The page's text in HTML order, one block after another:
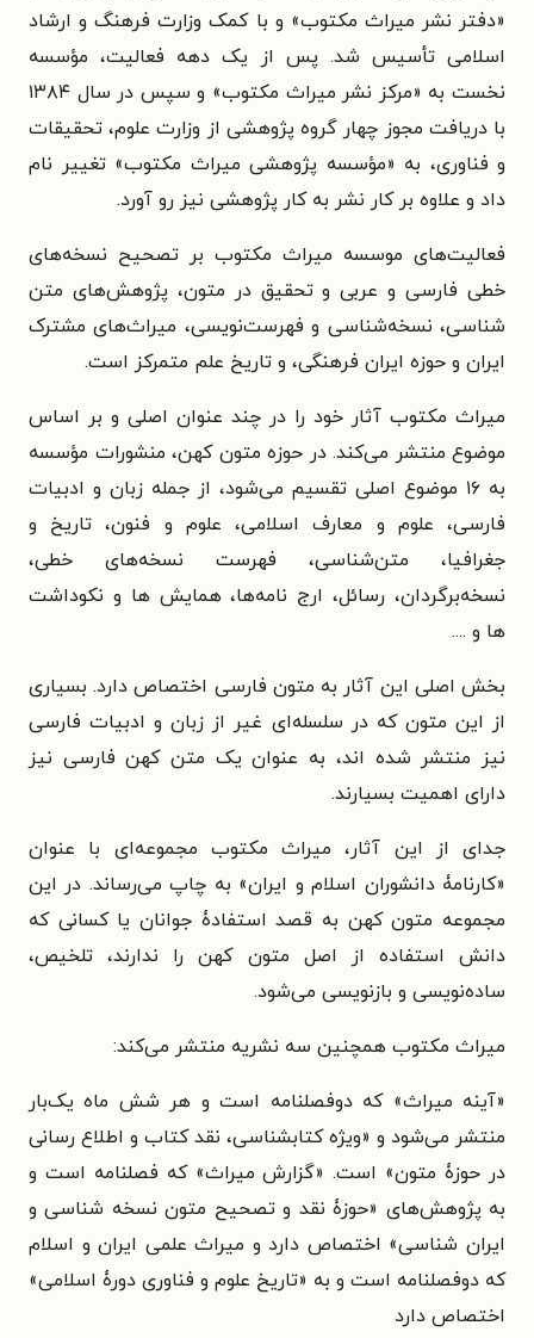
«دفتر نشر میراث مکتوب» و با کمک وزارت فرهنگ و ارشاد
اسلامی تأسیس شد. پس از یک دهه فعالیت، مؤسسه
نخست به «مرکز نشر میراث مکتوب» و سپس در سال ۱۳۸۴
با دریافت مجوز چهار گروه پژوهشی از وزارت علوم، تحقیقات
و فناوری، به «مؤسسه پژوهشی میراث مکتوب» تغییر نام
داد و علاوه بر کار نشر به کار پژوهشی نیز رو آورد.
فعالیت‌های موسسه میراث مکتوب بر تصحیح نسخه‌های
خطی فارسی و عربی و تحقیق در متون، پژوهش‌های متن
شناسی، نسخه‌شناسی و فهرست‌نویسی، میراث‌های مشترک
ایران و حوزه ایران فرهنگی، و تاریخ علم متمرکز است.
میراث مکتوب آثار خود را در چند عنوان اصلی و بر اساس
موضوع منتشر می‌کند. در حوزه متون کهن، منشورات مؤسسه
به ۱۶ موضوع اصلی تقسیم می‌شود، از جمله زبان و ادبیات
فارسی، علوم و معارف اسلامی، علوم و فنون، تاریخ و
جغرافیا، متن‌شناسی، فهرست نسخه‌های خطی،
نسخه‌برگردان، رسائل، ارج نامه‌ها، همایش ها و نکوداشت
ها و ....
بخش اصلی این آثار به متون فارسی اختصاص دارد. بسیاری
از این متون که در سلسله‌ای غیر از زبان و ادبیات فارسی
نیز منتشر شده اند، به عنوان یک متن کهن فارسی نیز
دارای اهمیت بسیارند.
جدای از این آثار، میراث مکتوب مجموعه‌ای با عنوان
«کارنامۀ دانشوران اسلام و ایران» به چاپ می‌رساند. در این
مجموعه متون کهن به قصد استفادۀ جوانان یا کسانی که
دانش استفاده از اصل متون کهن را ندارند، تلخیص،
ساده‌نویسی و بازنویسی می‌شود.
میراث مکتوب همچنین سه نشریه منتشر می‌کند:
«آینه میراث» که دوفصلنامه است و هر شش ماه یک‌بار
منتشر می‌شود و «ویژه کتابشناسی، نقد کتاب و اطلاع رسانی
در حوزۀ متون» است. «گزارش میراث» که فصلنامه است و
به پژوهش‌های «حوزۀ نقد و تصحیح متون نسخه شناسی و
ایران شناسی» اختصاص دارد و میراث علمی ایران و اسلام
که دوفصلنامه است و به «تاریخ علوم و فناوری دورۀ اسلامی»
اختصاص دارد